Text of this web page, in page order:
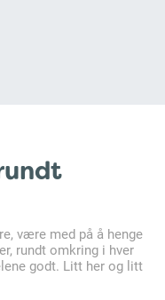
være med på å henge
rundt omkring i hver
godt. Litt her og litt